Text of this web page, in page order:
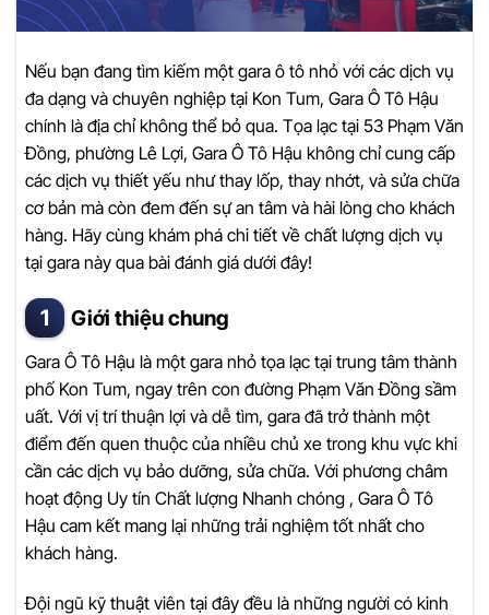
Nếu bạn đang tìm kiếm một gara ô tô nhỏ với các dịch vụ
đa dạng và chuyên nghiệp tại Kon Tum, Gara Ô Tô Hậu
chính là địa chỉ không thể bỏ qua. Tọa lạc tại 53 Phạm Văn
Đồng, phường Lê Lợi, Gara Ô Tô Hậu không chỉ cung cấp
các dịch vụ thiết yếu như thay lốp, thay nhớt, và sửa chữa
cơ bản mà còn đem đến sự an tâm và hài lòng cho khách
hàng. Hãy cùng khám phá chi tiết về chất lượng dịch vụ
tại gara này qua bài đánh giá dưới đây!
Giới thiệu chung
Gara Ô Tô Hậu là một gara nhỏ tọa lạc tại trung tâm thành
phố Kon Tum, ngay trên con đường Phạm Văn Đồng sầm
uất. Với vị trí thuận lợi và dễ tìm, gara đã trở thành một
điểm đến quen thuộc của nhiều chủ xe trong khu vực khi
cần các dịch vụ bảo dưỡng, sửa chữa. Với phương châm
hoạt động Uy tín Chất lượng Nhanh chóng , Gara Ô Tô
Hậu cam kết mang lại những trải nghiệm tốt nhất cho
khách hàng.
Đội ngũ kỹ thuật viên tại đây đều là những người có kinh